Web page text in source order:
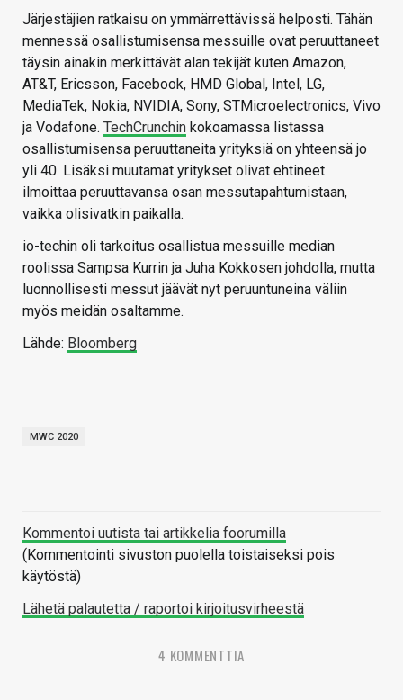
Järjestäjien ratkaisu on ymmärrettävissä helposti. Tähän
mennessä osallistumisensa messuille ovat peruuttaneet
täysin ainakin merkittävät alan tekijät kuten Amazon,
AT&T, Ericsson, Facebook, HMD Global, Intel, LG,
MediaTek, Nokia, NVIDIA, Sony, STMicroelectronics, Vivo
ja Vodafone. TechCrunchin kokoamassa listassa
osallistumisensa peruuttaneita yrityksiä on yhteensä jo
yli 40. Lisäksi muutamat yritykset olivat ehtineet
ilmoittaa peruuttavansa osan messutapahtumistaan,
vaikka olisivatkin paikalla.
io-techin oli tarkoitus osallistua messuille median
roolissa Sampsa Kurrin ja Juha Kokkosen johdolla, mutta
luonnollisesti messut jäävät nyt peruuntuneina väliin
myös meidän osaltamme.
Lähde: Bloomberg
MWC 2020
Kommentoi uutista tai artikkelia foorumilla
(Kommentointi sivuston puolella toistaiseksi pois
käytöstä)
Lähetä palautetta / raportoi kirjoitusvirheestä
4 KOMMENTTIA